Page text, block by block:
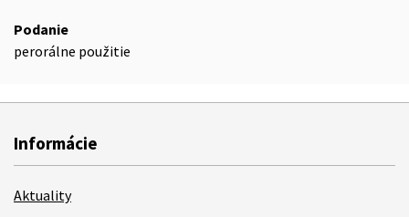
Podanie
perorálne použitie
Informácie
Aktuality